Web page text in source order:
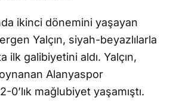
ikinci dönemini yaşayan
Yalçın, siyah-beyazlılarla
ilk galibiyetini aldı. Yalçın,
Alanyaspor
0’lık mağlubiyet yaşamıştı.